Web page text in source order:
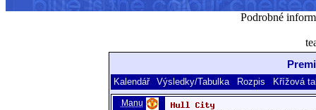
Podrobné
Kalendář Výsledky/Tabulka Rozpis Křížová
Manu